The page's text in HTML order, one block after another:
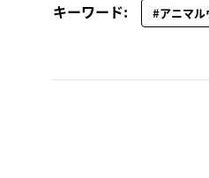
キーワード: #アニマル